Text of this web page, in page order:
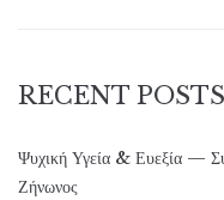
RECENT POSTS
Ψυχική Υγεία & Ευεξία —
Ζήνωνος